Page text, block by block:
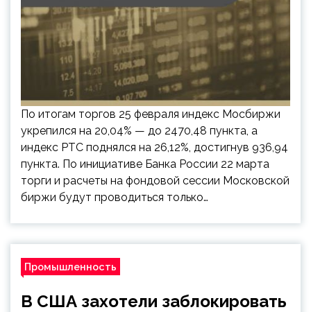
По итогам торгов 25 февраля индекс Мосбиржи
укрепился на 20,04% — до 2470,48 пункта, а
индекс РТС поднялся на 26,12%, достигнув 936,94
пункта. По инициативе Банка России 22 марта
торги и расчеты на фондовой сессии Московской
биржи будут проводиться только…
Промышленность
В США захотели заблокировать